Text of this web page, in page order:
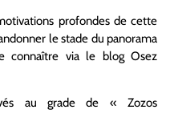
profondes de cette
le stade du panorama
connaître via le blog Osez
au grade de « Zozos